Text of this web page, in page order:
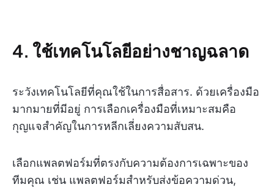
4. ใช้เทคโนโลยีอย่างชาญฉลาด
ระวังเทคโนโลยีที่คุณใช้ในการสื่อสาร. ด้วยเครื่องมือ
มากมายที่มีอยู่ การเลือกเครื่องมือที่เหมาะสมคือ
กุญแจสำคัญในการหลีกเลี่ยงความสับสน.
เลือกแพลตฟอร์มที่ตรงกับความต้องการเฉพาะของ
ทีมคุณ เช่น แพลตฟอร์มสำหรับส่งข้อความด่วน,